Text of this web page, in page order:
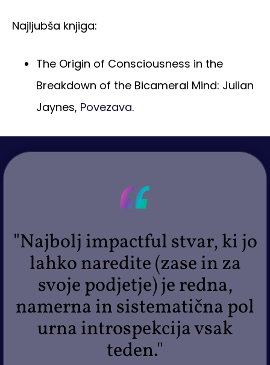
Najljubša knjiga:
The Origin of Consciousness in the
Breakdown of the Bicameral Mind: Julian
Jaynes, Povezava.
"Najbolj impactful stvar, ki jo
lahko naredite (zase in za
svoje podjetje) je redna,
namerna in sistematična pol
urna introspekcija vsak
teden."